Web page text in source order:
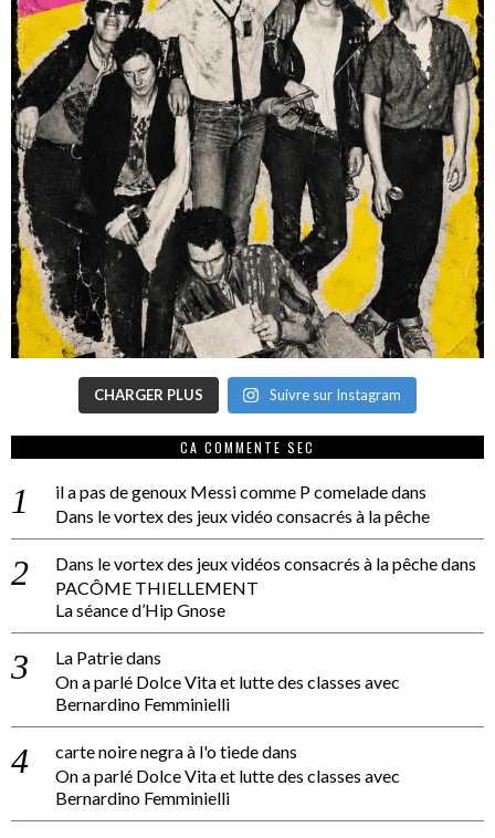
CHARGER PLUS Suivre sur Instagram
CA COMMENTE SEC
il a pas de genoux Messi comme P comeladedans
Dans le vortex des jeux vidéo consacrés à la pêche
Dans le vortex des jeux vidéos consacrés à la pêchedans
PACÔME THIELLEMENT
La séance d’Hip Gnose
La Patriedans
On a parlé Dolce Vita et lutte des classes avec
Bernardino Femminielli
carte noire negra à l'o tiededans
On a parlé Dolce Vita et lutte des classes avec
Bernardino Femminielli